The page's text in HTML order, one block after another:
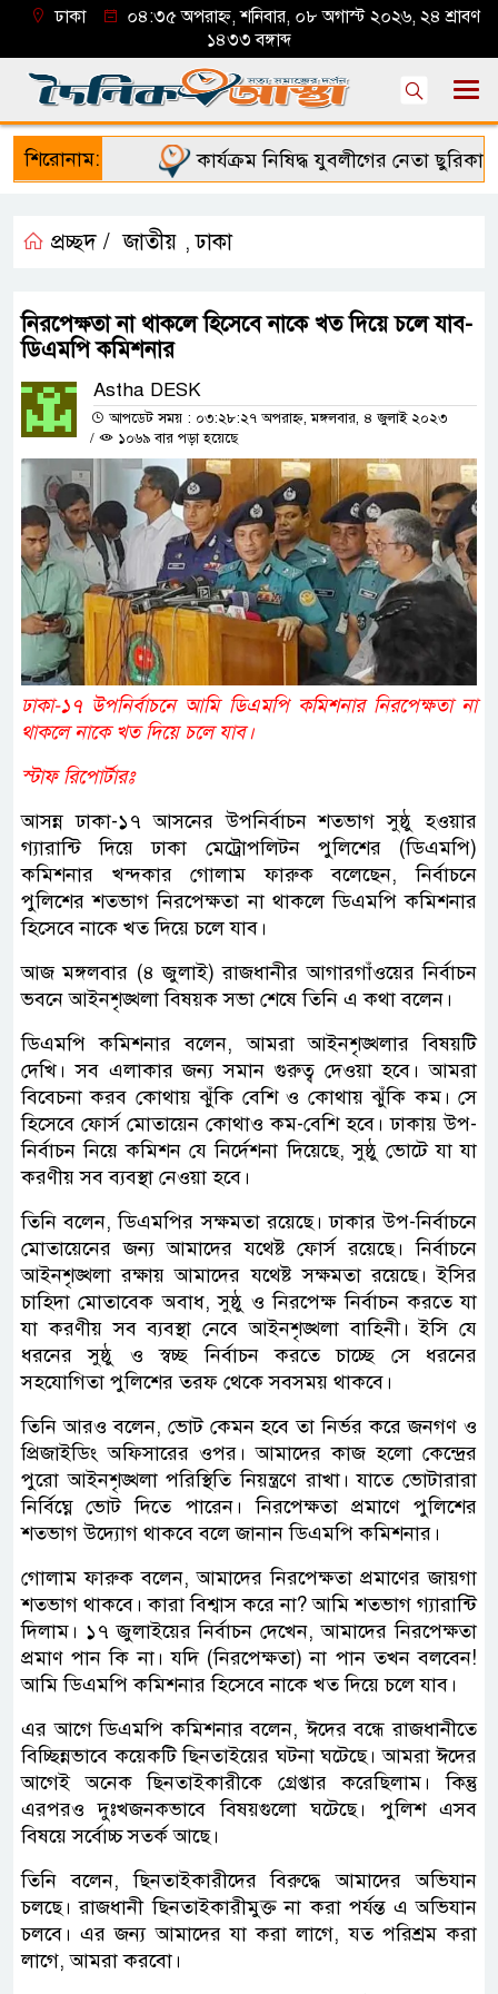
ঢাকা
০৪:৩৫ অপরাহ্ন, শনিবার, ০৮ অগাস্ট ২০২৬, ২৪ শ্রাবণ
১৪৩৩ বঙ্গাব্দ
শিরোনাম: কার্যক্রম নিষিদ্ধ যুবলীগের নেতা
প্রচ্ছদ / জাতীয় ,ঢাকা
নিরপেক্ষতা না থাকলে হিসেবে নাকে খত দিয়ে চলে যাব-
ডিএমপি কমিশনার
Astha DESK
আপডেট সময় : ০৩:২৮:২৭ অপরাহ্ন, মঙ্গলবার, ৪ জুলাই ২০২৩
/
১০৬৯ বার পড়া হয়েছে
ঢাকা-১৭ উপনির্বাচনে আমি ডিএমপি কমিশনার নিরপেক্ষতা না
থাকলে নাকে খত দিয়ে চলে যাব।
স্টাফ রিপোর্টারঃ
আসন্ন ঢাকা-১৭ আসনের উপনির্বাচন শতভাগ সুষ্ঠু হওয়ার
গ্যারান্টি দিয়ে ঢাকা মেট্রোপলিটন পুলিশের (ডিএমপি)
কমিশনার খন্দকার গোলাম ফারুক বলেছেন, নির্বাচনে
পুলিশের শতভাগ নিরপেক্ষতা না থাকলে ডিএমপি কমিশনার
হিসেবে নাকে খত দিয়ে চলে যাব।
আজ মঙ্গলবার (৪ জুলাই) রাজধানীর আগারগাঁওয়ের নির্বাচন
ভবনে আইনশৃঙ্খলা বিষয়ক সভা শেষে তিনি এ কথা বলেন।
ডিএমপি কমিশনার বলেন, আমরা আইনশৃঙ্খলার বিষয়টি
দেখি। সব এলাকার জন্য সমান গুরুত্ব দেওয়া হবে। আমরা
বিবেচনা করব কোথায় ঝুঁকি বেশি ও কোথায় ঝুঁকি কম। সে
হিসেবে ফোর্স মোতায়েন কোথাও কম-বেশি হবে। ঢাকায় উপ-
নির্বাচন নিয়ে কমিশন যে নির্দেশনা দিয়েছে, সুষ্ঠু ভোটে যা যা
করণীয় সব ব্যবস্থা নেওয়া হবে।
তিনি বলেন, ডিএমপির সক্ষমতা রয়েছে। ঢাকার উপ-নির্বাচনে
মোতায়েনের জন্য আমাদের যথেষ্ট ফোর্স রয়েছে। নির্বাচনে
আইনশৃঙ্খলা রক্ষায় আমাদের যথেষ্ট সক্ষমতা রয়েছে। ইসির
চাহিদা মোতাবেক অবাধ, সুষ্ঠু ও নিরপেক্ষ নির্বাচন করতে যা
যা করণীয় সব ব্যবস্থা নেবে আইনশৃঙ্খলা বাহিনী। ইসি যে
ধরনের সুষ্ঠু ও স্বচ্ছ নির্বাচন করতে চাচ্ছে সে ধরনের
সহযোগিতা পুলিশের তরফ থেকে সবসময় থাকবে।
তিনি আরও বলেন, ভোট কেমন হবে তা নির্ভর করে জনগণ ও
প্রিজাইডিং অফিসারের ওপর। আমাদের কাজ হলো কেন্দ্রের
পুরো আইনশৃঙ্খলা পরিস্থিতি নিয়ন্ত্রণে রাখা। যাতে ভোটারারা
নির্বিঘ্নে ভোট দিতে পারেন। নিরপেক্ষতা প্রমাণে পুলিশের
শতভাগ উদ্যোগ থাকবে বলে জানান ডিএমপি কমিশনার।
গোলাম ফারুক বলেন, আমাদের নিরপেক্ষতা প্রমাণের জায়গা
শতভাগ থাকবে। কারা বিশ্বাস করে না? আমি শতভাগ গ্যারান্টি
দিলাম। ১৭ জুলাইয়ের নির্বাচন দেখেন, আমাদের নিরপেক্ষতা
প্রমাণ পান কি না। যদি (নিরপেক্ষতা) না পান তখন বলবেন!
আমি ডিএমপি কমিশনার হিসেবে নাকে খত দিয়ে চলে যাব।
এর আগে ডিএমপি কমিশনার বলেন, ঈদের বন্ধে রাজধানীতে
বিচ্ছিন্নভাবে কয়েকটি ছিনতাইয়ের ঘটনা ঘটেছে। আমরা ঈদের
আগেই অনেক ছিনতাইকারীকে গ্রেপ্তার করেছিলাম। কিন্তু
এরপরও দুঃখজনকভাবে বিষয়গুলো ঘটেছে। পুলিশ এসব
বিষয়ে সর্বোচ্চ সতর্ক আছে।
তিনি বলেন, ছিনতাইকারীদের বিরুদ্ধে আমাদের অভিযান
চলছে। রাজধানী ছিনতাইকারীমুক্ত না করা পর্যন্ত এ অভিযান
চলবে। এর জন্য আমাদের যা করা লাগে, যত পরিশ্রম করা
লাগে, আমরা করবো।